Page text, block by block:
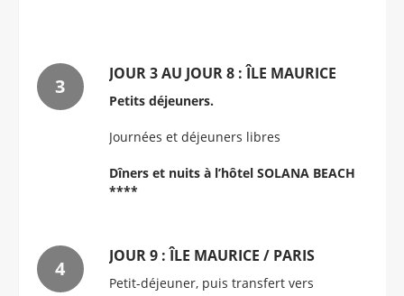
JOUR 3 AU JOUR 8 : ÎLE MAURICE
Petits déjeuners.
Journées et déjeuners libres
Dîners et nuits à l’hôtel SOLANA BEACH
****
JOUR 9 : ÎLE MAURICE / PARIS
Petit-déjeuner, puis transfert vers